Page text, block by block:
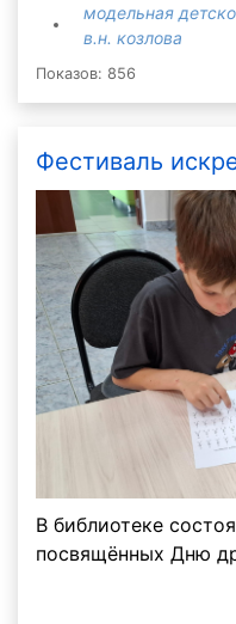
модельная
в.н. козлова
Показов: 856
Фестиваль
В библиотеке
посвящённых Дню